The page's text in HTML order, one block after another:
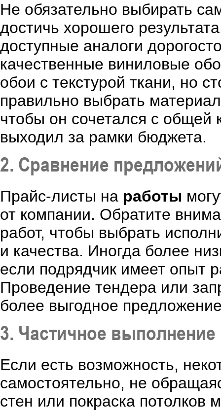
Не обязательно выбирать
достичь хорошего
доступные аналоги
качественные виниловые
обои с текстурой ткани, но
правильно выбрать
чтобы он сочетался с общей
выходил за рамки бюджета.
2. Сравнение
Прайс-листы на работы
от компании. Обратите
работ, чтобы выбрать
и качества. Иногда более
если подрядчик имеет опыт
Проведение тендера или
более выгодное
3. Частичное
Если есть возможность,
самостоятельно, не
стен или покраска потолков